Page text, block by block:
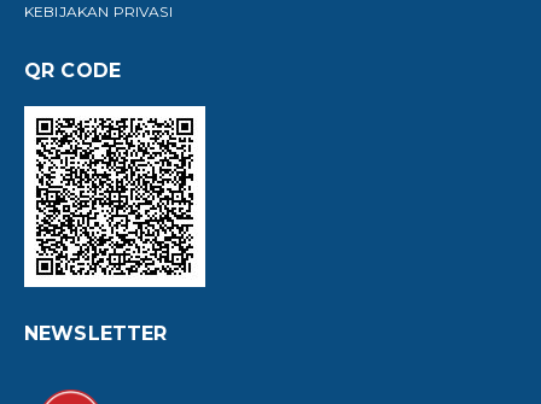
KEBIJAKAN PRIVASI
QR CODE
NEWSLETTER